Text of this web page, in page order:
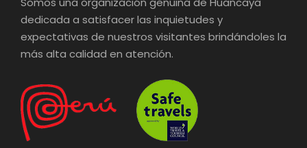
dedicada a satisfacer las inquietudes y
expectativas de nuestros visitantes brindándoles la
más alta calidad en atención.